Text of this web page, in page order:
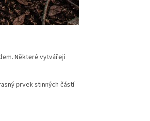
Některé vytvářejí
prvek stinných částí